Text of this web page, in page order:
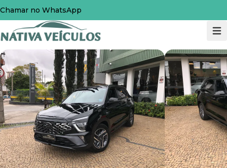
Chamar no WhatsApp